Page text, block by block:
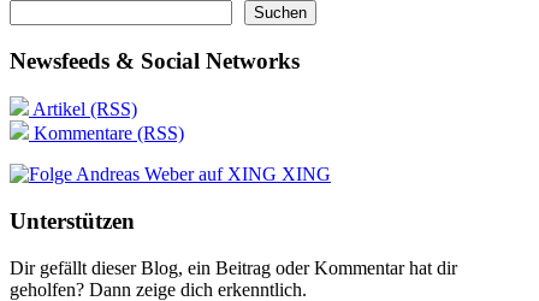
Suchen
Newsfeeds & Social Networks
Artikel (RSS)
Kommentare (RSS)
XING
Unterstützen
Dir gefällt dieser Blog, ein Beitrag oder Kommentar hat dir
geholfen? Dann zeige dich erkenntlich.